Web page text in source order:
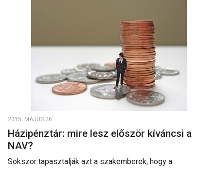
2015. MÁJUS 26.
Házipénztár: mire lesz először kíváncsi a
NAV?
Sokszor tapasztalják azt a szakemberek, hogy a